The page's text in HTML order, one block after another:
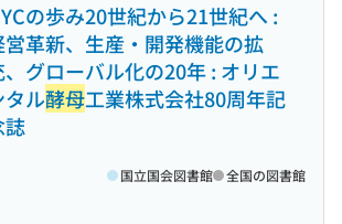
の歩み20世紀から21世紀へ :
営革新、生産・開発機能の拡
、グローバル化の20年 : オリエ
タル酵母工業株式会社80周年記
誌
国立国会図書館 全国の図書館